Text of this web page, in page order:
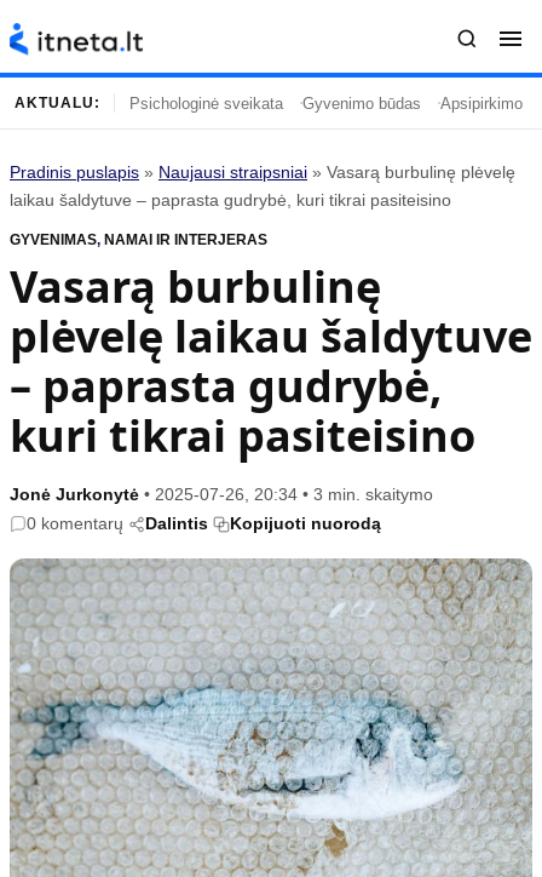
Turinys
Naujausi straipsniai
Gyvenimas
Įdomybės
Mada
Mokslas
Namai ir interjeras
Temos
Kulinarija
Technologijos
Gyvenimo būdas
Vasaros mada
Tėvai ir vaikai
Populiaru
Sodas ir daržas
Sveikata ir grožis
Karjera
Psichologinė sveikata
Tvari mada
Informacija
Klaidų taisymo politika
Naudojimo sąlygos
Privatumo politika
Reklamos politika
Slapukų politika
Redakcija
Apie mus
AKTUALU: Psichologinė sveikata Gyvenimo būdas Apsipirkimo
Pradinis puslapis » Naujausi straipsniai » Vasarą burbulinę plėvelę
laikau šaldytuve – paprasta gudrybė, kuri tikrai pasiteisino
GYVENIMAS, NAMAI IR INTERJERAS
Vasarą burbulinę
plėvelę laikau šaldytuve
– paprasta gudrybė,
kuri tikrai pasiteisino
Jonė Jurkonytė • 2025-07-26, 20:34 • 3 min. skaitymo
0 komentarų
Dalintis Kopijuoti nuorodą